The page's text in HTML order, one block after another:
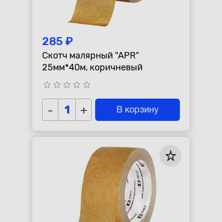
285 ₽
Скотч малярный "APR"
25мм*40м, коричневый
star_border star_border star_border star_border star_border
- + В корзину